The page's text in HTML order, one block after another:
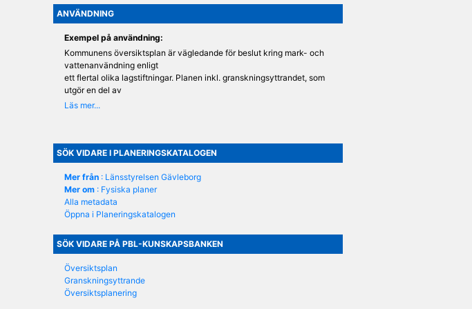
ANVÄNDNING
Exempel på användning:
Kommunens översiktsplan är vägledande för beslut kring mark- och
vattenanvändning enligt
ett flertal olika lagstiftningar. Planen inkl. granskningsyttrandet, som
utgör en del av
översiktsplanen, vägleder beslut vid t.ex. detaljplanering,
SÖK VIDARE I PLANERINGSKATALOGEN
Mer från: Länsstyrelsen Gävleborg
Mer om: Fysiska planer
Alla metadata
Öppna i Planeringskatalogen
SÖK VIDARE PÅ PBL-KUNSKAPSBANKEN
Översiktsplan
Granskningsyttrande
Översiktsplanering